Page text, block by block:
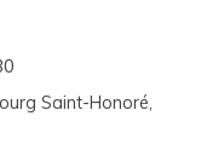
Saint-Honoré,